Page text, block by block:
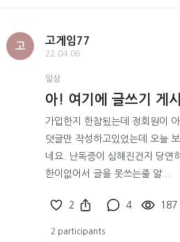
고
고게임77
22.04.06
일상
아! 여기에 글쓰기 게
가입한지 한참됬는데 정회원이
덧글만 작성하고있었는데 오늘
네요. 난독증이 심해진건지 당연
한이없어서 글을 못쓰는줄 알...
2 4 187
2 participants